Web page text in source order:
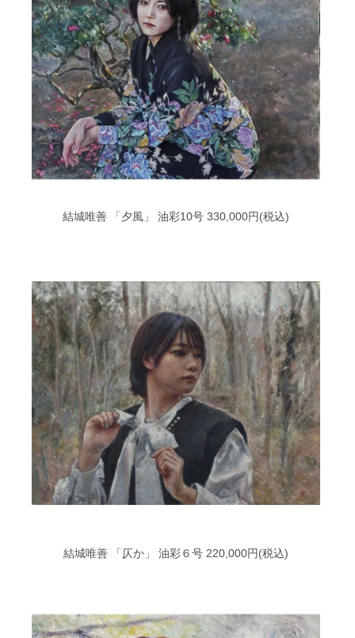
結城唯善 「夕風」 油彩10号330,000円(税込)
結城唯善 「仄か」 油彩６号220,000円(税込)